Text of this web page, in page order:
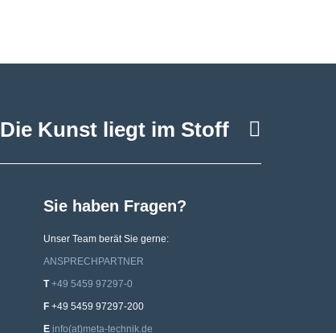
Die Kunst liegt im Stoff
Sie haben Fragen?
Unser Team berät Sie gerne:
ANSPRECHPARTNER
T +49 5459 97297-0
F‍‍+‍49 ‍5459 ‍97297-200
E info(at)meta-technik.de